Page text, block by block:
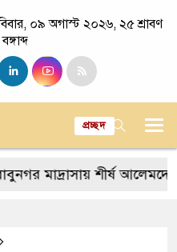
০৯ অগাস্ট ২০২৬, ২৫ শ্রাবণ
প্রচ্ছদ
শীর্ষ আলেমদের সঙ্গে